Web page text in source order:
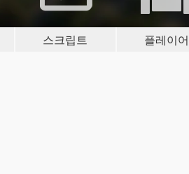
스크립트 플레이어